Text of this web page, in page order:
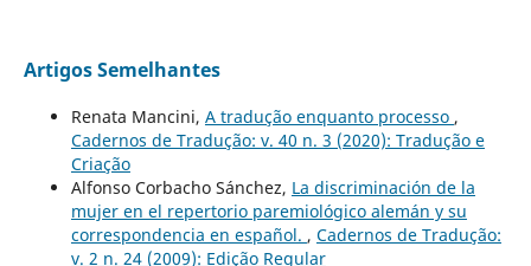
Artigos Semelhantes
Renata Mancini, A tradução enquanto processo ,
Cadernos de Tradução: v. 40 n. 3 (2020): Tradução e
Criação
Alfonso Corbacho Sánchez, La discriminación de la
mujer en el repertorio paremiológico alemán y su
correspondencia en español. , Cadernos de Tradução:
v. 2 n. 24 (2009): Edição Regular